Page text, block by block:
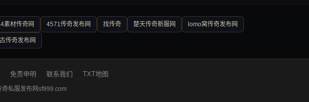
素材传奇网 4571传奇发布网 找传奇 楚天传奇新服网 lomo窝传奇发布网
传奇发布网
免责申明 联系我们 TXT地图
私服发布网sf999.com